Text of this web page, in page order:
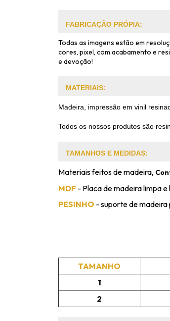
FABRICAÇÃO PRÓPIA:
Todas as imagens estão em
cores, pixel, com acabamento e
e devoção!
MATERIAIS:
Madeira, impressão em vinil
Todos os nossos produtos são
TAMANHOS E MEDIDAS:
Materiais feitos de madeira,
MDF - Placa de madeira limpa e
PESINHO - suporte de
TAMANHO
1
2